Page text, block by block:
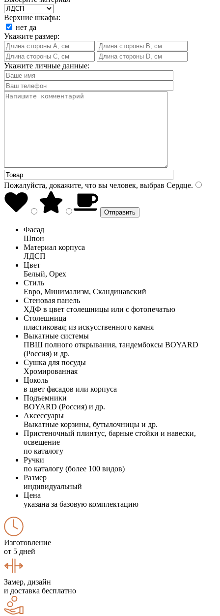
Верхние шкафы:
нет да
Укажите размер:
Укажите личные данные:
Пожалуйста, докажите, что вы человек, выбрав Сердце.
Фасад
Шпон
Материал корпуса
ЛДСП
Цвет
Белый, Орех
Стиль
Евро, Минимализм, Скандинавский
Стеновая панель
ХДФ в цвет столешницы или с фотопечатью
Столешница
пластиковая; из искусственного камня
Выкатные системы
ПВШ полного открывания, тандембоксы BOYARD
(Россия) и др.
Сушка для посуды
Хромированная
Цоколь
в цвет фасадов или корпуса
Подъемники
BOYARD (Россия) и др.
Аксессуары
Выкатные корзины, бутылочницы и др.
Пристеночный плинтус, барные стойки и навески,
освещение
по каталогу
Ручки
по каталогу (более 100 видов)
Размер
индивидуальный
Цена
указана за базовую комплектацию
Изготовление
от 5 дней
Замер, дизайн
и доставка бесплатно